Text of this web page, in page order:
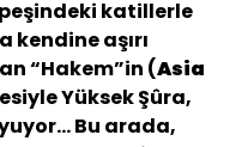
katillerle
kendine aşırı
“Hakem”in (Asia
Yüksek Şûra,
Bu arada,